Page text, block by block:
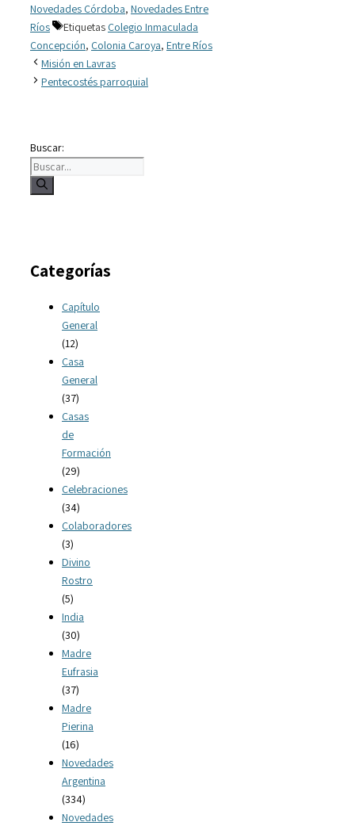
Novedades Córdoba, Novedades Entre
Ríos
Etiquetas Colegio Inmaculada
Concepción, Colonia Caroya, Entre Ríos
Misión en Lavras
Pentecostés parroquial
Buscar:
Categorías
Capítulo
General
(12)
Casa
General
(37)
Casas
de
Formación
(29)
Celebraciones
(34)
Colaboradores
(3)
Divino
Rostro
(5)
India
(30)
Madre
Eufrasia
(37)
Madre
Pierina
(16)
Novedades
Argentina
(334)
Novedades